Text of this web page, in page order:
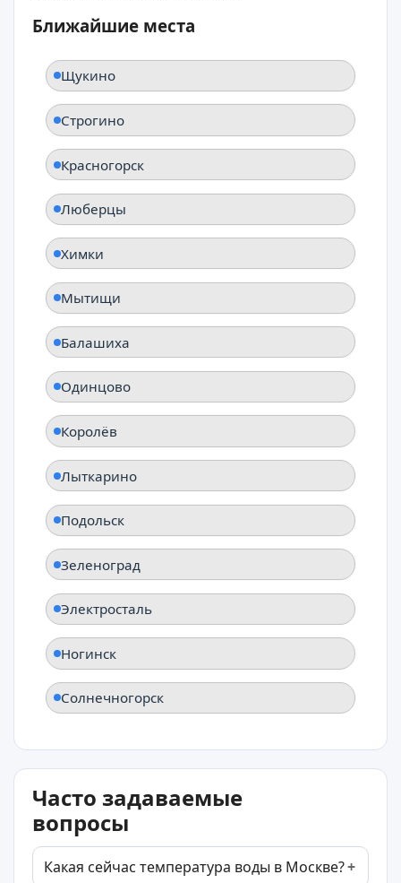
Ближайшие места
Щукино
Строгино
Красногорск
Люберцы
Химки
Мытищи
Балашиха
Одинцово
Королёв
Лыткарино
Подольск
Зеленоград
Электросталь
Ногинск
Солнечногорск
Часто задаваемые
вопросы
Какая сейчас температура воды в Москве?